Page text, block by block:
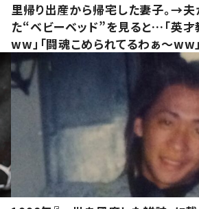
里帰り出産から帰宅した妻子。→夫
た“ベビーベッド”を見ると…「英
ww」「闘魂こめられてるわぁ～ww」